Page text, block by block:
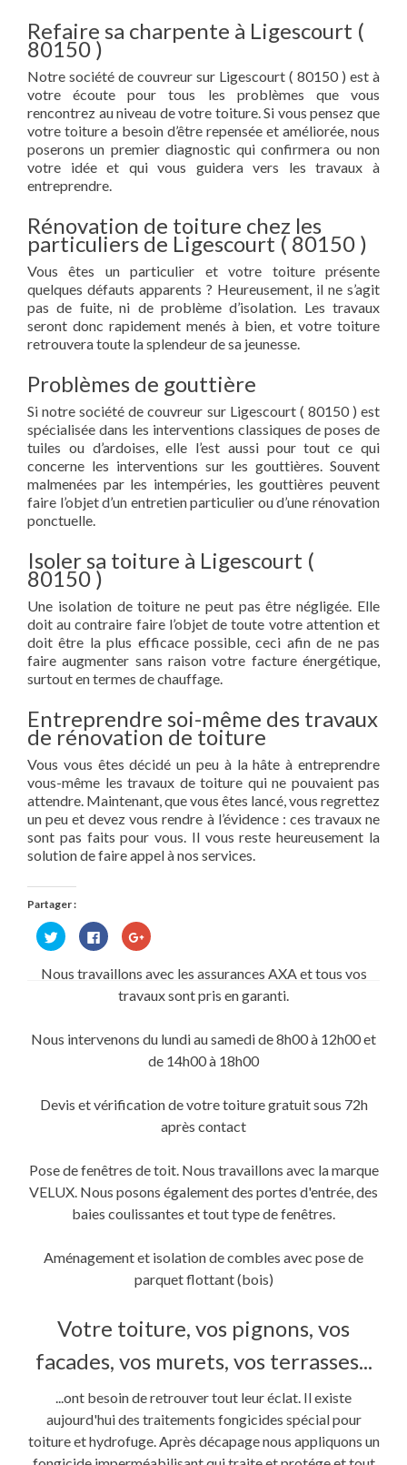
Refaire sa charpente à Ligescourt (
80150 )
Notre société de couvreur sur Ligescourt ( 80150 ) est à
votre écoute pour tous les problèmes que vous
rencontrez au niveau de votre toiture. Si vous pensez que
votre toiture a besoin d’être repensée et améliorée, nous
poserons un premier diagnostic qui confirmera ou non
votre idée et qui vous guidera vers les travaux à
entreprendre.
Rénovation de toiture chez les
particuliers de Ligescourt ( 80150 )
Vous êtes un particulier et votre toiture présente
quelques défauts apparents ? Heureusement, il ne s’agit
pas de fuite, ni de problème d’isolation. Les travaux
seront donc rapidement menés à bien, et votre toiture
retrouvera toute la splendeur de sa jeunesse.
Problèmes de gouttière
Si notre société de couvreur sur Ligescourt ( 80150 ) est
spécialisée dans les interventions classiques de poses de
tuiles ou d’ardoises, elle l’est aussi pour tout ce qui
concerne les interventions sur les gouttières. Souvent
malmenées par les intempéries, les gouttières peuvent
faire l’objet d’un entretien particulier ou d’une rénovation
ponctuelle.
Isoler sa toiture à Ligescourt (
80150 )
Une isolation de toiture ne peut pas être négligée. Elle
doit au contraire faire l’objet de toute votre attention et
doit être la plus efficace possible, ceci afin de ne pas
faire augmenter sans raison votre facture énergétique,
surtout en termes de chauffage.
Entreprendre soi-même des travaux
de rénovation de toiture
Vous vous êtes décidé un peu à la hâte à entreprendre
vous-même les travaux de toiture qui ne pouvaient pas
attendre. Maintenant, que vous êtes lancé, vous regrettez
un peu et devez vous rendre à l’évidence : ces travaux ne
sont pas faits pour vous. Il vous reste heureusement la
solution de faire appel à nos services.
Partager :
Cliquez
pour
partager
Twitter(ouvre
Cliquez
pour
partager
sur
Facebook(ouvre
dans
une
Cliquez
pour
Google+
dans
fenêtre)
Nous travaillons avec les assurances AXA et tous vos
travaux sont pris en garanti.
Nous intervenons du lundi au samedi de 8h00 à 12h00 et
de 14h00 à 18h00
Devis et vérification de votre toiture gratuit sous 72h
après contact
Pose de fenêtres de toit. Nous travaillons avec la marque
VELUX. Nous posons également des portes d'entrée, des
baies coulissantes et tout type de fenêtres.
Aménagement et isolation de combles avec pose de
parquet flottant (bois)
Votre toiture, vos pignons, vos
facades, vos murets, vos terrasses...
...ont besoin de retrouver tout leur éclat. Il existe
aujourd'hui des traitements fongicides spécial pour
toiture et hydrofuge. Après décapage nous appliquons un